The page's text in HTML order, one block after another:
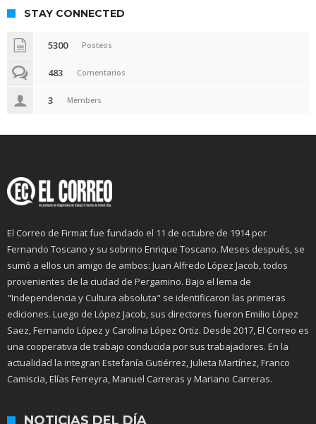
STAY CONNECTED
5300 Posteos
483 Comentarios
3 Members
El Correo de Firmat fue fundado el 11 de octubre de 1914 por
Fernando Toscano y su sobrino Enrique Toscano. Meses después, se
sumó a ellos un amigo de ambos: Juan Alfredo López Jacob, todos
provenientes de la ciudad de Pergamino. Bajo el lema de
"Independencia y Cultura absoluta" se identificaron las primeras
ediciones. Luego de López Jacob, sus directores fueron Emilio López
Saez, Fernando López y Carolina López Ortiz. Desde 2017, El Correo es
una cooperativa de trabajo conducida por sus trabajadores. En la
actualidad la integran Estefanía Gutiérrez, Julieta Martínez, Franco
Camiscia, Elías Ferreyra, Manuel Carreras y Mariano Carreras.
NOTICIAS DEL DÍA